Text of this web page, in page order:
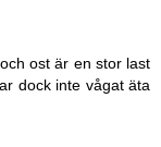
ost är en stor last
dock inte vågat äta